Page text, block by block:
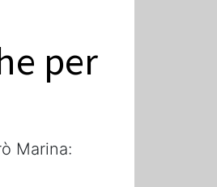
per
Marina: